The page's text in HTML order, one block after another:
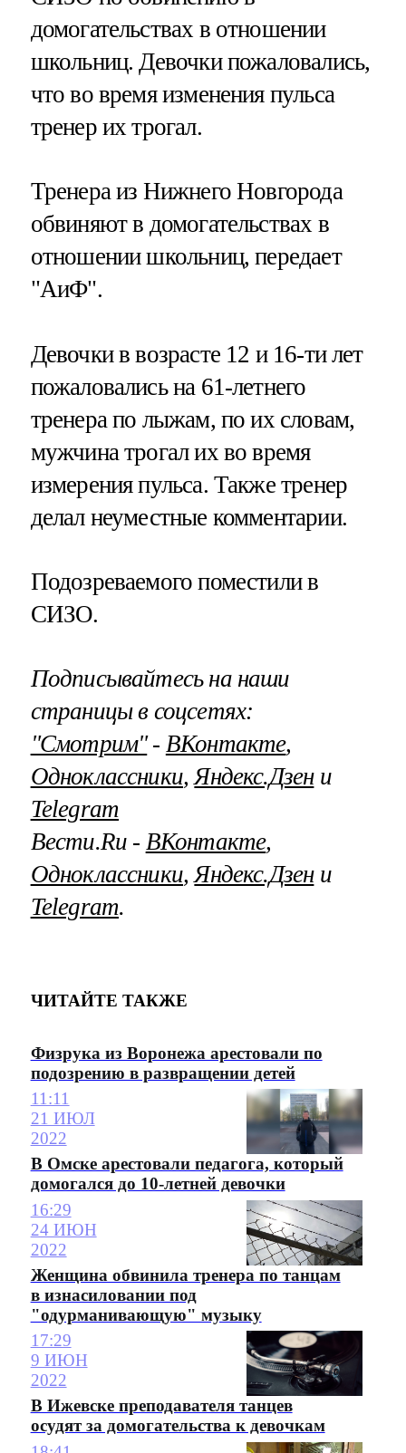
домогательствах в отношении
школьниц. Девочки пожаловались,
что во время изменения пульса
тренер их трогал.
Тренера из Нижнего Новгорода
обвиняют в домогательствах в
отношении школьниц, передает
"АиФ".
Девочки в возрасте 12 и 16-ти лет
пожаловались на 61-летнего
тренера по лыжам, по их словам,
мужчина трогал их во время
измерения пульса. Также тренер
делал неуместные комментарии.
Подозреваемого поместили в
СИЗО.
Подписывайтесь на наши
страницы в соцсетях:
"Смотрим"‐ ВКонтакте,
Одноклассники, Яндекс.Дзени
Telegram
Вести.Ru ‐ ВКонтакте,
Одноклассники, Яндекс.Дзени
Telegram.
ЧИТАЙТЕ ТАКЖЕ
Физрука из Воронежа арестовали по
подозрению в развращении детей
11:11
21 ИЮЛ
2022
В Омске арестовали педагога, который
домогался до 10-летней девочки
16:29
24 ИЮН
2022
Женщина обвинила тренера по танцам
в изнасиловании под
"одурманивающую" музыку
17:29
9 ИЮН
2022
В Ижевске преподавателя танцев
осудят за домогательства к девочкам